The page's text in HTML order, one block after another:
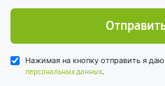
Нажимая на кнопку отправить я
персональных данных.